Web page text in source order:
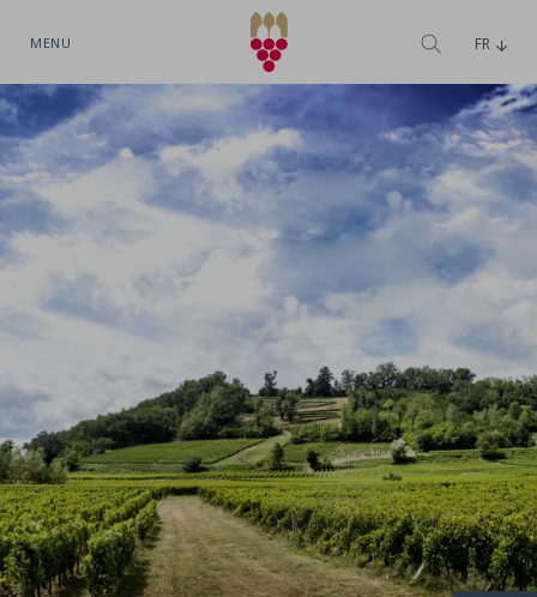
MENU FR